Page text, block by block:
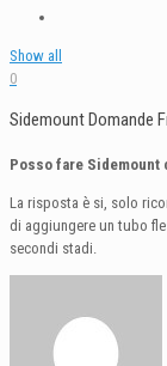
Show all
0
Sidemount Domande
Posso fare Sidemount
La risposta è si, solo
di aggiungere un tubo
secondi stadi.